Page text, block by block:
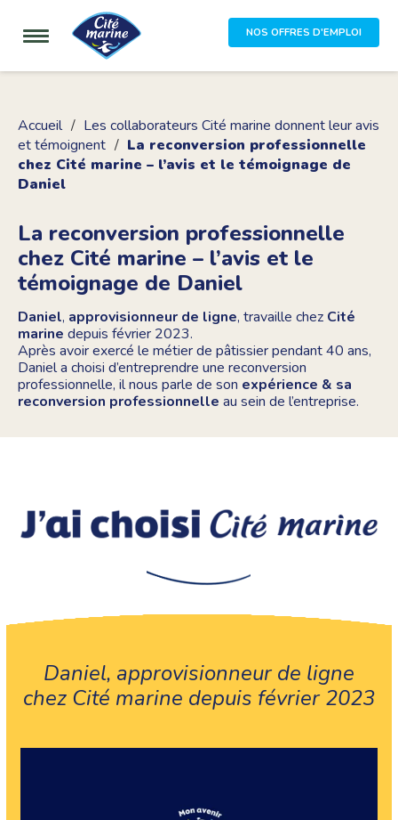
NOS OFFRES D'EMPLOI
Accueil
Les collaborateurs Cité marine donnent leur avis
et témoignent
La reconversion professionnelle
chez Cité marine – l’avis et le témoignage de
Daniel
La reconversion professionnelle
chez Cité marine – l’avis et le
témoignage de Daniel
Daniel, approvisionneur de ligne, travaille chez Cité
marine depuis février 2023.
Après avoir exercé le métier de pâtissier pendant 40 ans,
Daniel a choisi d’entreprendre une reconversion
professionnelle, il nous parle de son expérience & sa
reconversion professionnelle au sein de l’entreprise.
Daniel, approvisionneur de ligne
chez Cité marine depuis février 2023